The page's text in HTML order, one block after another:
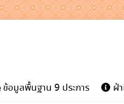
ข้อมูลพื้นฐาน 9 ประการ ฝ่